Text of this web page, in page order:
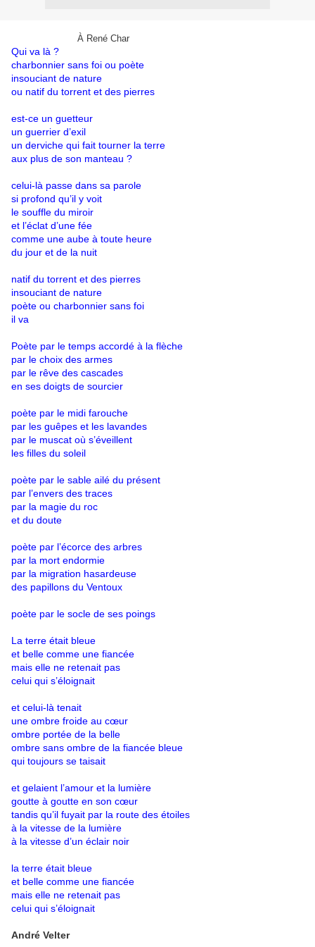
À René Char
Qui va là ?
charbonnier sans foi ou poète
insouciant de nature
ou natif du torrent et des pierres
est-ce un guetteur
un guerrier d’exil
un derviche qui fait tourner la terre
aux plus de son manteau ?
celui-là passe dans sa parole
si profond qu’il y voit
le souffle du miroir
et l’éclat d’une fée
comme une aube à toute heure
du jour et de la nuit
natif du torrent et des pierres
insouciant de nature
poète ou charbonnier sans foi
il va
Poète par le temps accordé à la flèche
par le choix des armes
par le rêve des cascades
en ses doigts de sourcier
poète par le midi farouche
par les guêpes et les lavandes
par le muscat où s’éveillent
les filles du soleil
poète par le sable ailé du présent
par l’envers des traces
par la magie du roc
et du doute
poète par l’écorce des arbres
par la mort endormie
par la migration hasardeuse
des papillons du Ventoux
poète par le socle de ses poings
La terre était bleue
et belle comme une fiancée
mais elle ne retenait pas
celui qui s’éloignait
et celui-là tenait
une ombre froide au cœur
ombre portée de la belle
ombre sans ombre de la fiancée bleue
qui toujours se taisait
et gelaient l’amour et la lumière
goutte à goutte en son cœur
tandis qu’il fuyait par la route des étoiles
à la vitesse de la lumière
à la vitesse d’un éclair noir
la terre était bleue
et belle comme une fiancée
mais elle ne retenait pas
celui qui s’éloignait
André Velter